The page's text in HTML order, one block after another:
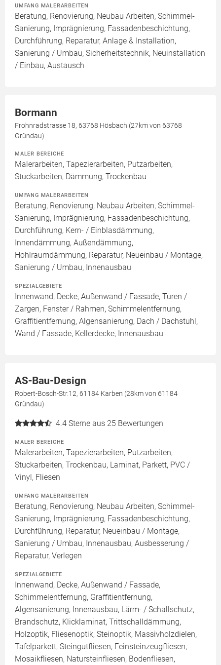
UMFANG MALERARBEITEN
Beratung, Renovierung, Neubau Arbeiten, Schimmel-
Sanierung, Imprägnierung, Fassadenbeschichtung,
Durchführung, Reparatur, Anlage & Installation,
Sanierung / Umbau, Sicherheitstechnik, Neuinstallation
/ Einbau, Austausch
Bormann
Frohnradstrasse 18, 63768 Hösbach (27km von 63768
Gründau)
MALER BEREICHE
Malerarbeiten, Tapezierarbeiten, Putzarbeiten,
Stuckarbeiten, Dämmung, Trockenbau
UMFANG MALERARBEITEN
Beratung, Renovierung, Neubau Arbeiten, Schimmel-
Sanierung, Imprägnierung, Fassadenbeschichtung,
Durchführung, Kern- / Einblasdämmung,
Innendämmung, Außendämmung,
Hohlraumdämmung, Reparatur, Neueinbau / Montage,
Sanierung / Umbau, Innenausbau
SPEZIALGEBIETE
Innenwand, Decke, Außenwand / Fassade, Türen /
Zargen, Fenster / Rahmen, Schimmelentfernung,
Graffitientfernung, Algensanierung, Dach / Dachstuhl,
Wand / Fassade, Kellerdecke, Innenausbau
AS-Bau-Design
Robert-Bosch-Str.12, 61184 Karben (28km von 61184
Gründau)
4.4 Sterne aus 25 Bewertungen
MALER BEREICHE
Malerarbeiten, Tapezierarbeiten, Putzarbeiten,
Stuckarbeiten, Trockenbau, Laminat, Parkett, PVC /
Vinyl, Fliesen
UMFANG MALERARBEITEN
Beratung, Renovierung, Neubau Arbeiten, Schimmel-
Sanierung, Imprägnierung, Fassadenbeschichtung,
Durchführung, Reparatur, Neueinbau / Montage,
Sanierung / Umbau, Innenausbau, Ausbesserung /
Reparatur, Verlegen
SPEZIALGEBIETE
Innenwand, Decke, Außenwand / Fassade,
Schimmelentfernung, Graffitientfernung,
Algensanierung, Innenausbau, Lärm- / Schallschutz,
Brandschutz, Klicklaminat, Trittschalldämmung,
Holzoptik, Fliesenoptik, Steinoptik, Massivholzdielen,
Tafelparkett, Steingutfliesen, Feinsteinzeugfliesen,
Mosaikfliesen, Natursteinfliesen, Bodenfliesen,